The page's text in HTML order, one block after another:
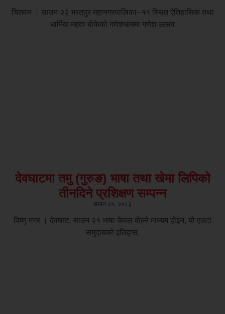
चितवन । साउन २२ भरतपुर महानगरपालिका–११ स्थित ऐतिहासिक तथा
धार्मिक महत्व बोकेको गणेशधाममा गणेश उत्सव
देवघाटमा तमु (गुरुङ) भाषा तथा खेमा लिपिको
तीनदिने प्रशिक्षण सम्पन्न
साउन २१, २०८३
विष्णु मगर । देवघाट, साउन २१ भाषा केवल बोल्ने माध्यम होइन, यो एउटा
समुदायको इतिहास,